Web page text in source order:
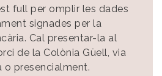
full per omplir les dades
signades per la
Cal presentar-la al
de la Colònia Güell, via
o presencialment.